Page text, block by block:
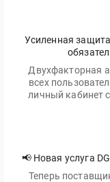
Усиленная
Двухфакторная
всех
личный кабинет
📢 Новая услуга
Теперь